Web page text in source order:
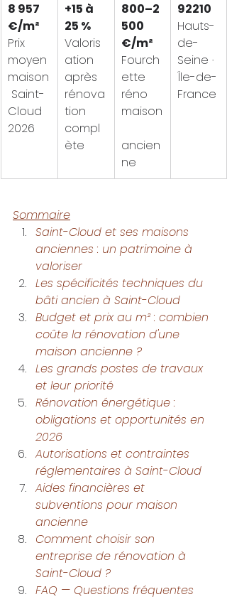
8 957
€/m²
Prix
moyen
maison
Saint-
Cloud
2026
+15 à
25 %
Valoris
ation
après
rénova
tion
compl
ète
800–2
500
€/m²
Fourch
ette
réno
maison
ancien
ne
92210
Hauts-
de-
Seine ·
Île-de-
France
Sommaire
Saint-Cloud et ses maisons
anciennes : un patrimoine à
valoriser
Les spécificités techniques du
bâti ancien à Saint-Cloud
Budget et prix au m² : combien
coûte la rénovation d'une
maison ancienne ?
Les grands postes de travaux
et leur priorité
Rénovation énergétique :
obligations et opportunités en
2026
Autorisations et contraintes
réglementaires à Saint-Cloud
Aides financières et
subventions pour maison
ancienne
Comment choisir son
entreprise de rénovation à
Saint-Cloud ?
FAQ — Questions fréquentes